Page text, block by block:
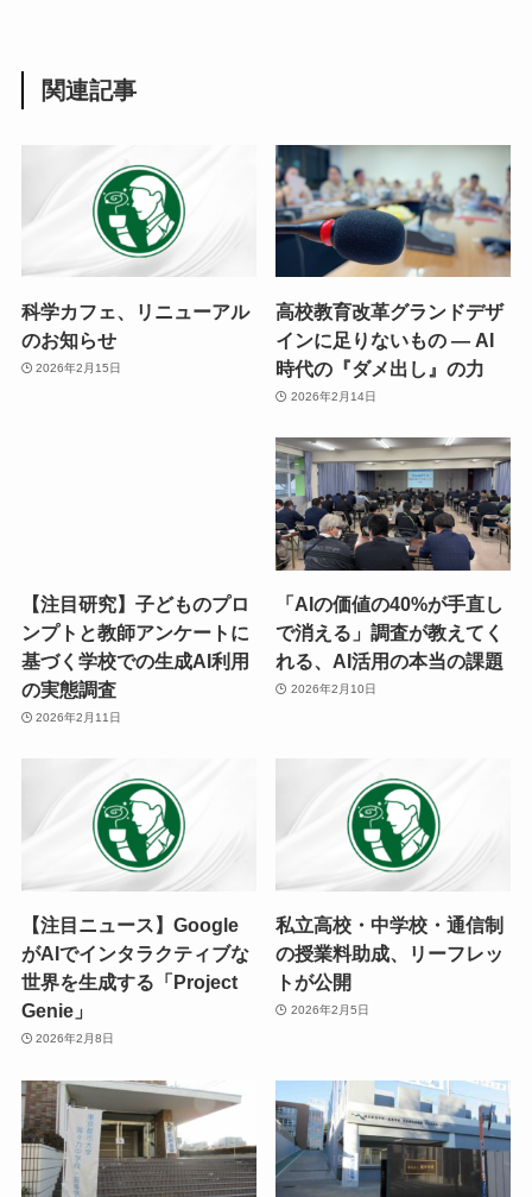
関連記事
科学カフェ、リニューアル
のお知らせ
2026年2月15日
高校教育改革グランドデザ
インに足りないもの ― AI
時代の『ダメ出し』の力
2026年2月14日
【注目研究】子どものプロ
ンプトと教師アンケートに
基づく学校での生成AI利用
の実態調査
2026年2月11日
「AIの価値の40%が手直し
で消える」調査が教えてく
れる、AI活用の本当の課題
2026年2月10日
【注目ニュース】Google
がAIでインタラクティブな
世界を生成する「Project
Genie」
2026年2月8日
私立高校・中学校・通信制
の授業料助成、リーフレッ
トが公開
2026年2月5日